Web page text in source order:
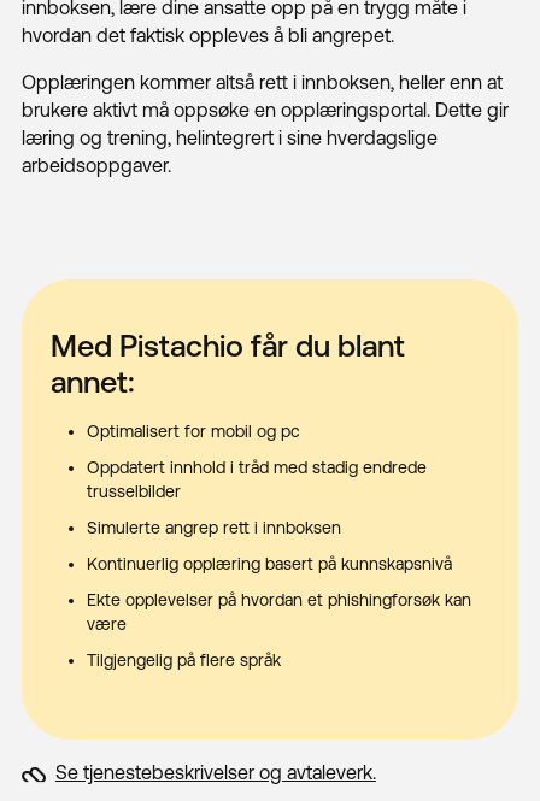
innboksen, lære dine ansatte opp på en trygg måte i
hvordan det faktisk oppleves å bli angrepet.
Opplæringen kommer altså rett i innboksen, heller enn at
brukere aktivt må oppsøke en opplæringsportal. Dette gir
læring og trening, helintegrert i sine hverdagslige
arbeidsoppgaver.
Med Pistachio får du blant
annet:
Optimalisert for mobil og pc
Oppdatert innhold i tråd med stadig endrede
trusselbilder
Simulerte angrep rett i innboksen
Kontinuerlig opplæring basert på kunnskapsnivå
Ekte opplevelser på hvordan et phishingforsøk kan
være
Tilgjengelig på flere språk
Se tjenestebeskrivelser og avtaleverk.